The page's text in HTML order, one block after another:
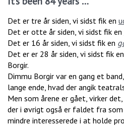
Det er tre år siden, vi sidst fik en
Det er otte år siden, vi sidst fik en
Det er 16 år siden, vi sidst fik en
Det er er 28 år siden, vi sidst fik en
Borgir.
Dimmu Borgir var en gang et
lange ende, hvad der angik
Men som årene er gået, virker
der i øvrigt også er faldet fra
mindre interesserede i at holde